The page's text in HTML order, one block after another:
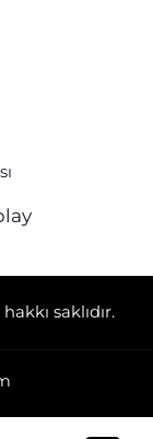
saklıdır.